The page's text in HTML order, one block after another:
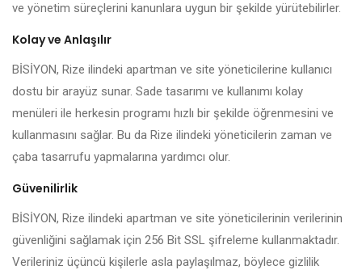
ve yönetim süreçlerini kanunlara uygun bir şekilde yürütebilirler.
Kolay ve Anlaşılır
BİSİYON, Rize ilindeki apartman ve site yöneticilerine kullanıcı
dostu bir arayüz sunar. Sade tasarımı ve kullanımı kolay
menüleri ile herkesin programı hızlı bir şekilde öğrenmesini ve
kullanmasını sağlar. Bu da Rize ilindeki yöneticilerin zaman ve
çaba tasarrufu yapmalarına yardımcı olur.
Güvenilirlik
BİSİYON, Rize ilindeki apartman ve site yöneticilerinin verilerinin
güvenliğini sağlamak için 256 Bit SSL şifreleme kullanmaktadır.
Verileriniz üçüncü kişilerle asla paylaşılmaz, böylece gizlilik